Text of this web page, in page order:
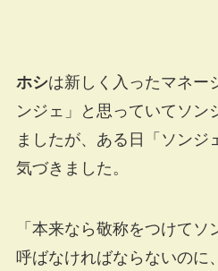
ホシは新しく入ったマネー
ンジェ」と思っていてソン
ましたが、ある日「ソンジ
気づきました。
「本来なら敬称をつけてソ
呼ばなければならないのに